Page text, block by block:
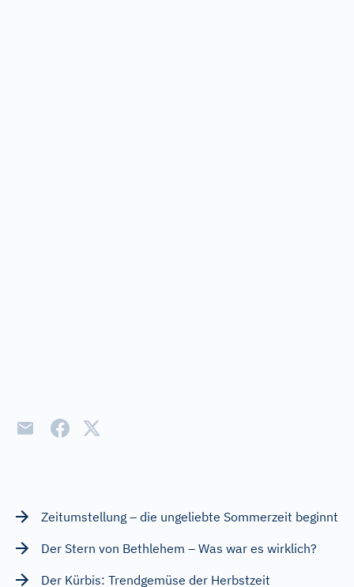
Zeitumstellung – die ungeliebte Sommerzeit beginnt
Der Stern von Bethlehem – Was war es wirklich?
Der Kürbis: Trendgemüse der Herbstzeit